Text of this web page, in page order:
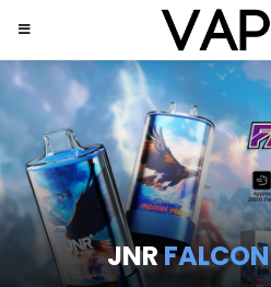
JNRSHISHA